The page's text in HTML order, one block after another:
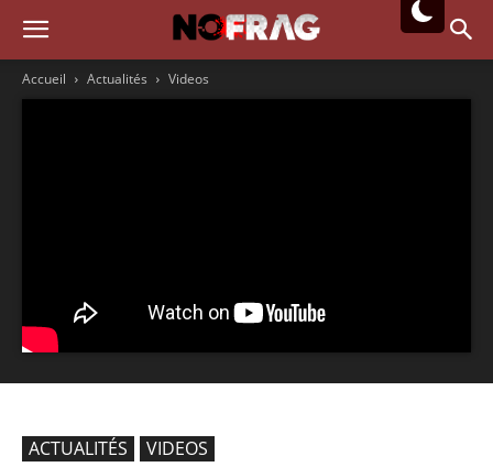
Accueil Actualités Videos
ACTUALITÉS VIDEOS